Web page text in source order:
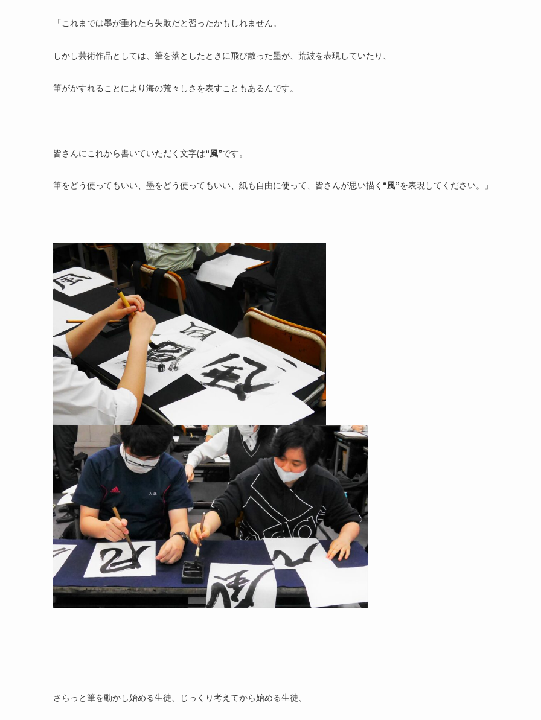
「これまでは墨が垂れたら失敗だと習ったかもしれません。
しかし芸術作品としては、筆を落としたときに飛び散った墨が、荒波を表現していたり、
筆がかすれることにより海の荒々しさを表すこともあるんです。
皆さんにこれから書いていただく文字は“風”です。
筆をどう使ってもいい、墨をどう使ってもいい、紙も自由に使って、皆さんが思い描く “風”を表現してください。」
さらっと筆を動かし始める生徒、じっくり考えてから始める生徒、